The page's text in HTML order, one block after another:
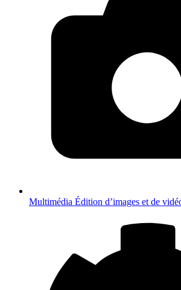
Multimédia Édition d’images et de